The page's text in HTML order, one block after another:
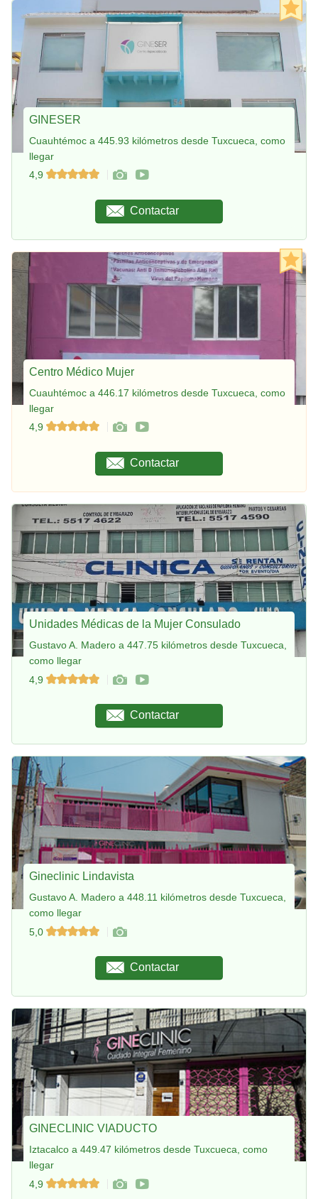
GINESER
Cuauhtémoc a 445.93 kilómetros desde Tuxcueca, como
llegar
4,9
Contactar
Centro Médico Mujer
Cuauhtémoc a 446.17 kilómetros desde Tuxcueca, como
llegar
4,9
Contactar
Unidades Médicas de la Mujer Consulado
Gustavo A. Madero a 447.75 kilómetros desde Tuxcueca,
como llegar
4,9
Contactar
Gineclinic Lindavista
Gustavo A. Madero a 448.11 kilómetros desde Tuxcueca,
como llegar
5,0
Contactar
GINECLINIC VIADUCTO
Iztacalco a 449.47 kilómetros desde Tuxcueca, como
llegar
4,9